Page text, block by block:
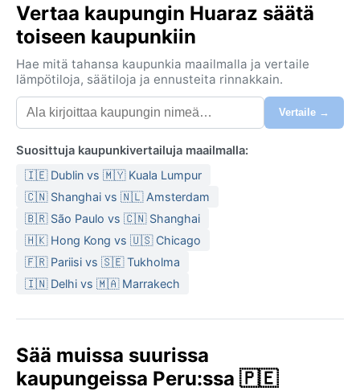
Vertaa kaupungin Huaraz säätä
toiseen kaupunkiin
Hae mitä tahansa kaupunkia maailmalla ja vertaile
lämpötiloja, säätiloja ja ennusteita rinnakkain.
Vertaile →
Suosittuja kaupunkivertailuja maailmalla:
🇮🇪 Dublin vs 🇲🇾 Kuala Lumpur
🇨🇳 Shanghai vs 🇳🇱 Amsterdam
🇧🇷 São Paulo vs 🇨🇳 Shanghai
🇭🇰 Hong Kong vs 🇺🇸 Chicago
🇫🇷 Pariisi vs 🇸🇪 Tukholma
🇮🇳 Delhi vs 🇲🇦 Marrakech
Sää muissa suurissa
kaupungeissa Peru:ssa 🇵🇪